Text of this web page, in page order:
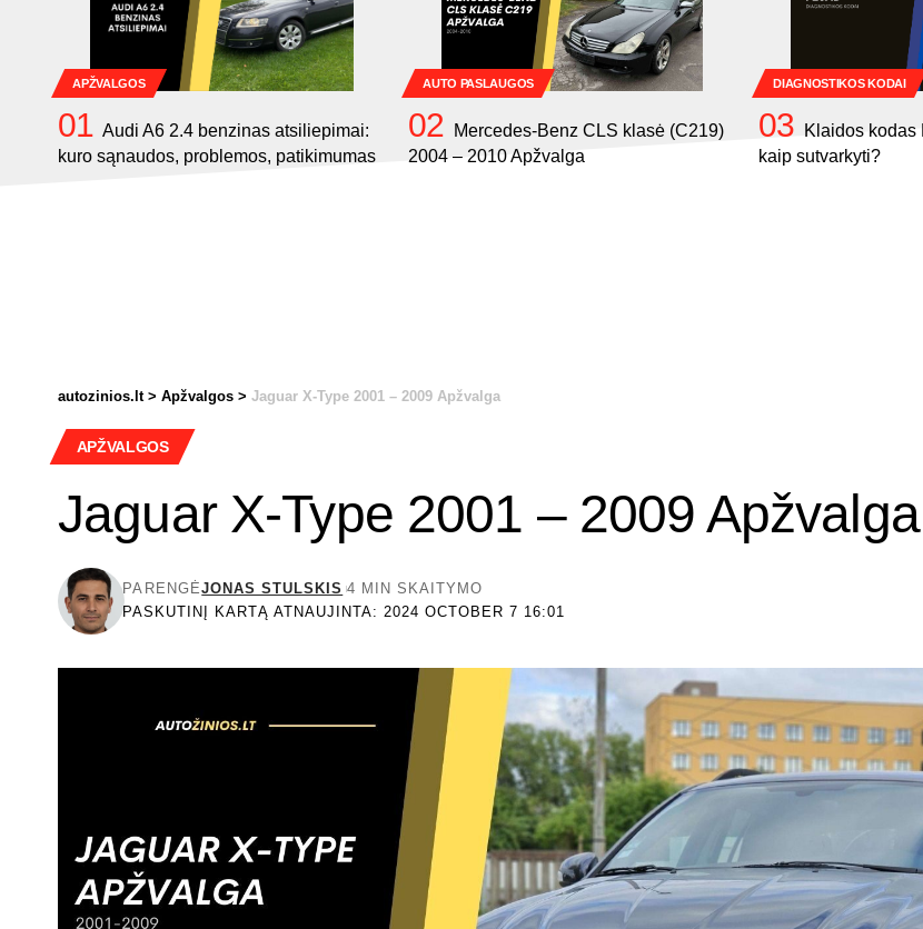
APŽVALGOS
Audi A6 2.4 benzinas atsiliepimai:
kuro sąnaudos, problemos, patikimumas
AUTO PASLAUGOS
Mercedes-Benz CLS klasė (C219)
2004 – 2010 Apžvalga
DIAGNOSTIKOS KODAI
Klaidos kodas
kaip sutvarkyti?
autozinios.lt> Apžvalgos > Jaguar X-Type 2001 – 2009 Apžvalga
APŽVALGOS
Jaguar X-Type 2001 – 2009 Apžvalga
PASKUTINĮ KARTĄ ATNAUJINTA: 2024 OCTOBER 7 16:01
PARENGĖJONAS STULSKIS 4 MIN SKAITYMO